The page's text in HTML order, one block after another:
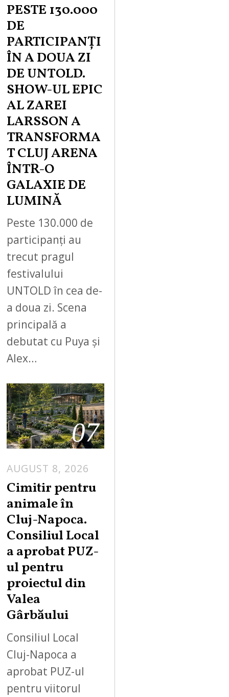
PESTE 130.000
DE
PARTICIPANȚI
ÎN A DOUA ZI
DE UNTOLD.
SHOW-UL EPIC
AL ZAREI
LARSSON A
TRANSFORMA
T CLUJ ARENA
ÎNTR-O
GALAXIE DE
LUMINĂ
Peste 130.000 de
participanți au
trecut pragul
festivalului
UNTOLD în cea de-
a doua zi. Scena
principală a
debutat cu Puya și
Alex…
07
AUGUST 8, 2026
Cimitir pentru
animale în
Cluj-Napoca.
Consiliul Local
a aprobat PUZ-
ul pentru
proiectul din
Valea
Gârbăului
Consiliul Local
Cluj-Napoca a
aprobat PUZ-ul
pentru viitorul